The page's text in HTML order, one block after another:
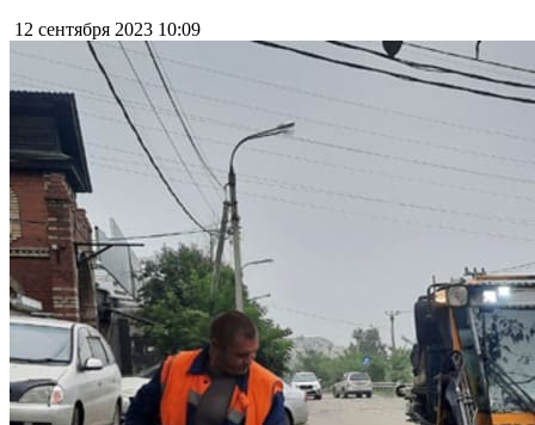
12 сентября 2023 10:09